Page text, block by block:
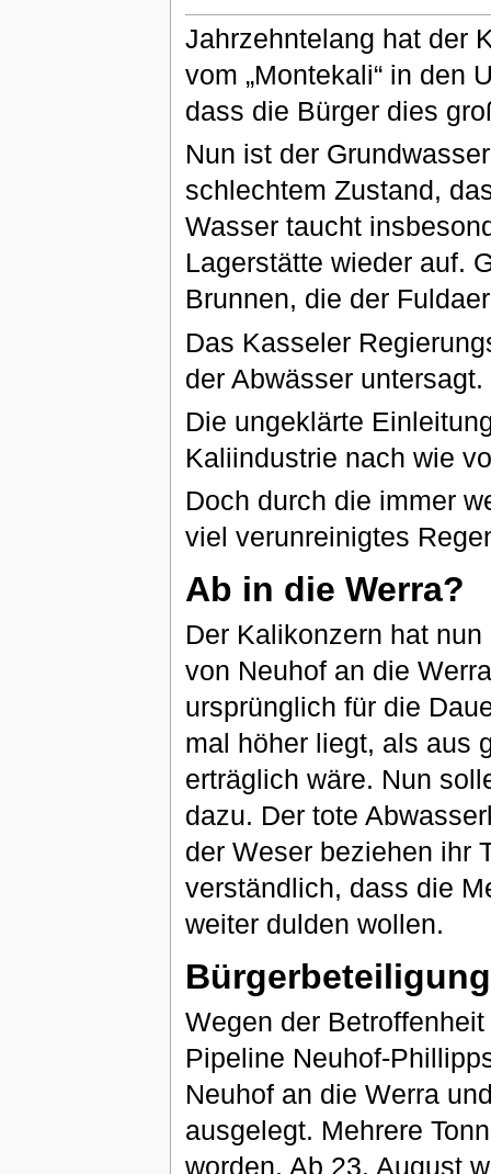
Jahrzehntelang hat der
vom „Montekali“ in den
dass die Bürger dies
Nun ist der
schlechtem Zustand,
Wasser taucht
Lagerstätte wieder auf.
Brunnen, die der
Das Kasseler
der Abwässer untersagt.
Die ungeklärte
Kaliindustrie nach wie
Doch durch die immer
viel verunreinigtes
Ab in die Werra?
Der Kalikonzern hat
von Neuhof an die
ursprünglich für die
mal höher liegt, als aus
erträglich wäre. Nun
dazu. Der tote
der Weser beziehen ihr
verständlich, dass die
weiter dulden wollen.
Bürgerbeteiligung
Wegen der
Pipeline Neuhof-
Neuhof an die Werra
ausgelegt. Mehrere
worden. Ab 23. August